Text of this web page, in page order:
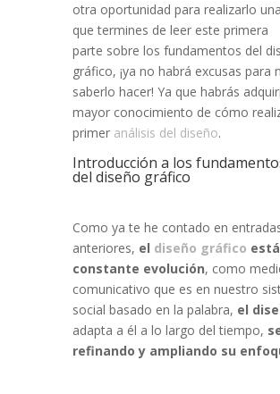
otra oportunidad para realizarlo
que termines de leer este primera
parte sobre los fundamentos del
gráfico, ¡ya no habrá excusas para
saberlo hacer! Ya que habrás
mayor conocimiento de cómo
primer análisis del diseño.
Introducción a los
del diseño gráfico
Como ya te he contado en
anteriores, el diseño gráfico
constante evolución, como
comunicativo que es en nuestro
social basado en la palabra, el
adapta a él a lo largo del tiempo,
refinando y ampliando su